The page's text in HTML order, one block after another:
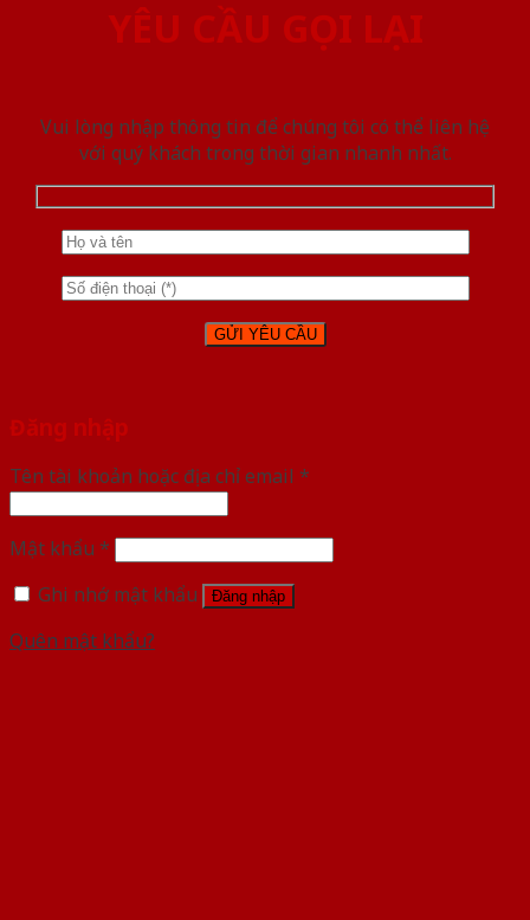
YÊU CẦU GỌI LẠI
Vui lòng nhập thông tin để chúng tôi có thể liên hệ
với quý khách trong thời gian nhanh nhất.
Đăng nhập
Tên tài khoản hoặc địa chỉ email *
Mật khẩu *
Ghi nhớ mật khẩu
Đăng nhập
Quên mật khẩu?